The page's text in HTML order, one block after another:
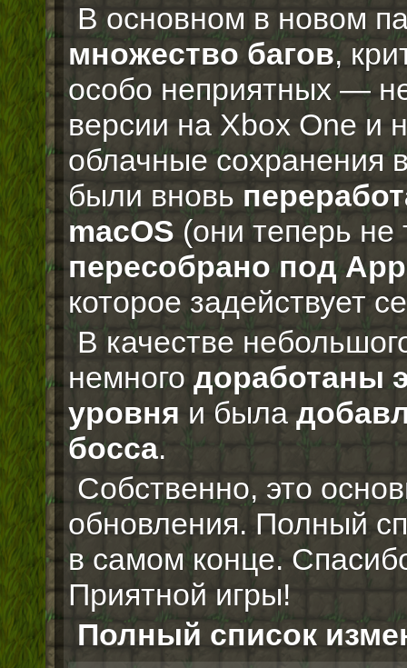
В основном в новом
множество багов,
особо неприятных —
версии на Xbox One и
облачные сохранения
были вновь
macOS (они теперь
пересобрано под
которое задействует
В качестве
немного доработаны
уровня и была
босса.
Собственно, это
обновления. Полный
в самом конце.
Приятной игры!
Полный список